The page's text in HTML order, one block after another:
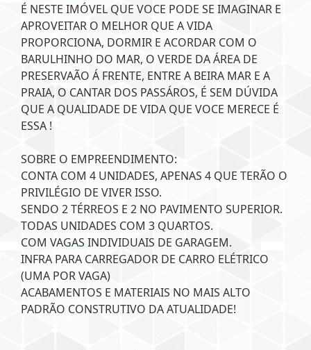
É NESTE IMÓVEL QUE VOCE PODE SE IMAGINAR E
APROVEITAR O MELHOR QUE A VIDA
PROPORCIONA, DORMIR E ACORDAR COM O
BARULHINHO DO MAR, O VERDE DA ÁREA DE
PRESERVAÃO Á FRENTE, ENTRE A BEIRA MAR E A
PRAIA, O CANTAR DOS PASSÁROS, É SEM DÚVIDA
QUE A QUALIDADE DE VIDA QUE VOCE MERECE É
ESSA !
SOBRE O EMPREENDIMENTO:
CONTA COM 4 UNIDADES, APENAS 4 QUE TERÃO O
PRIVILÉGIO DE VIVER ISSO.
SENDO 2 TÉRREOS E 2 NO PAVIMENTO SUPERIOR.
TODAS UNIDADES COM 3 QUARTOS.
COM VAGAS INDIVIDUAIS DE GARAGEM.
INFRA PARA CARREGADOR DE CARRO ELÉTRICO
(UMA POR VAGA)
ACABAMENTOS E MATERIAIS NO MAIS ALTO
PADRÃO CONSTRUTIVO DA ATUALIDADE!